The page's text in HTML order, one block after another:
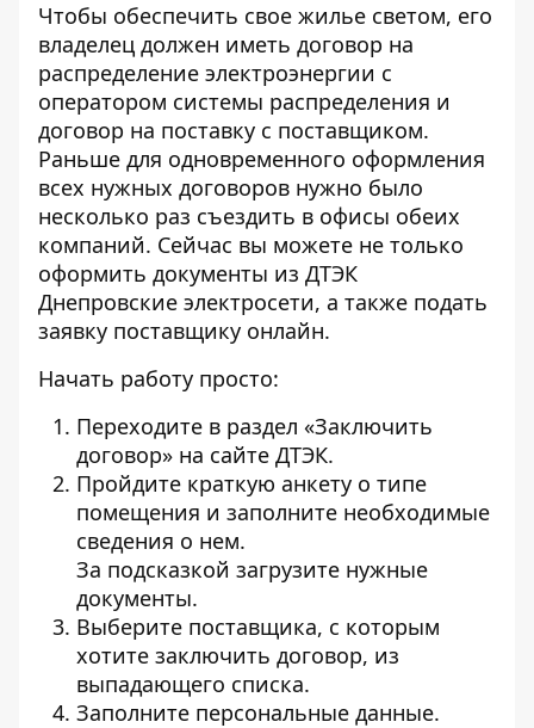
Чтобы обеспечить свое жилье светом, его
владелец должен иметь договор на
распределение электроэнергии с
оператором системы распределения и
договор на поставку с поставщиком.
Раньше для одновременного оформления
всех нужных договоров нужно было
несколько раз съездить в офисы обеих
компаний. Сейчас вы можете не только
оформить документы из ДТЭК
Днепровские электросети, а также подать
заявку поставщику онлайн.
Начать работу просто:
Переходите в раздел «Заключить
договор» на сайте ДТЭК.
Пройдите краткую анкету о типе
помещения и заполните необходимые
сведения о нем.
За подсказкой загрузите нужные
документы.
Выберите поставщика, с которым
хотите заключить договор, из
выпадающего списка.
Заполните персональные данные.